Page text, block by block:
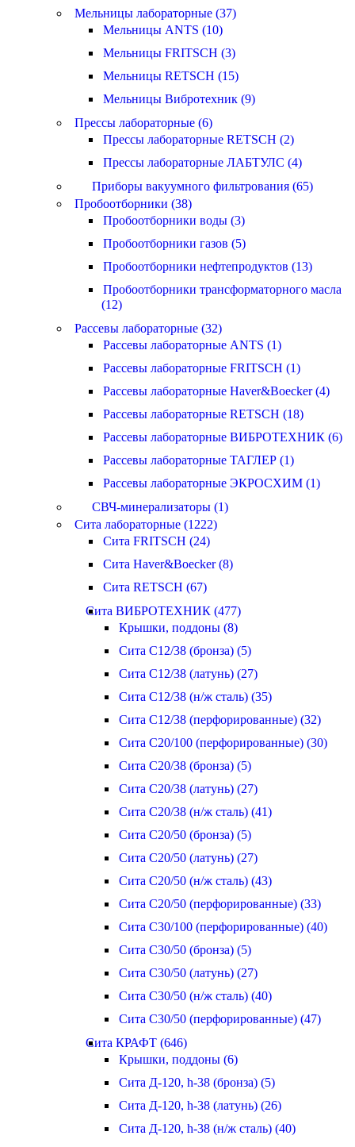
Мельницы лабораторные (37)
Мельницы ANTS (10)
Мельницы FRITSCH (3)
Мельницы RETSCH (15)
Мельницы Вибротехник (9)
Прессы лабораторные (6)
Прессы лабораторные RETSCH (2)
Прессы лабораторные ЛАБТУЛС (4)
Приборы вакуумного фильтрования (65)
Пробоотборники (38)
Пробоотборники воды (3)
Пробоотборники газов (5)
Пробоотборники нефтепродуктов (13)
Пробоотборники трансформаторного масла
(12)
Рассевы лабораторные (32)
Рассевы лабораторные ANTS (1)
Рассевы лабораторные FRITSCH (1)
Рассевы лабораторные Haver&Boecker (4)
Рассевы лабораторные RETSCH (18)
Рассевы лабораторные ВИБРОТЕХНИК (6)
Рассевы лабораторные ТАГЛЕР (1)
Рассевы лабораторные ЭКРОСХИМ (1)
СВЧ-минерализаторы (1)
Сита лабораторные (1222)
Сита FRITSCH (24)
Сита Haver&Boecker (8)
Сита RETSCH (67)
Сита ВИБРОТЕХНИК (477)
Крышки, поддоны (8)
Сита С12/38 (бронза) (5)
Сита С12/38 (латунь) (27)
Сита С12/38 (н/ж сталь) (35)
Сита С12/38 (перфорированные) (32)
Сита С20/100 (перфорированные) (30)
Сита С20/38 (бронза) (5)
Сита С20/38 (латунь) (27)
Сита С20/38 (н/ж сталь) (41)
Сита С20/50 (бронза) (5)
Сита С20/50 (латунь) (27)
Сита С20/50 (н/ж сталь) (43)
Сита С20/50 (перфорированные) (33)
Сита С30/100 (перфорированные) (40)
Сита С30/50 (бронза) (5)
Сита С30/50 (латунь) (27)
Сита С30/50 (н/ж сталь) (40)
Сита С30/50 (перфорированные) (47)
Сита КРАФТ (646)
Крышки, поддоны (6)
Сита Д-120, h-38 (бронза) (5)
Сита Д-120, h-38 (латунь) (26)
Сита Д-120, h-38 (н/ж сталь) (40)